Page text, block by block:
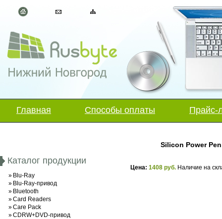
Главная Способы оплаты Прайс-
Каталог продукции
» Blu-Ray
» Blu-Ray-привод
» Bluetooth
»Card Readers
»Care Pack
»CDRW+DVD-привод
Silicon Power
Цена: 1408 руб. Наличие на